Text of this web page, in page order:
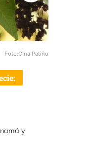
Foto:Gina Patiño
y